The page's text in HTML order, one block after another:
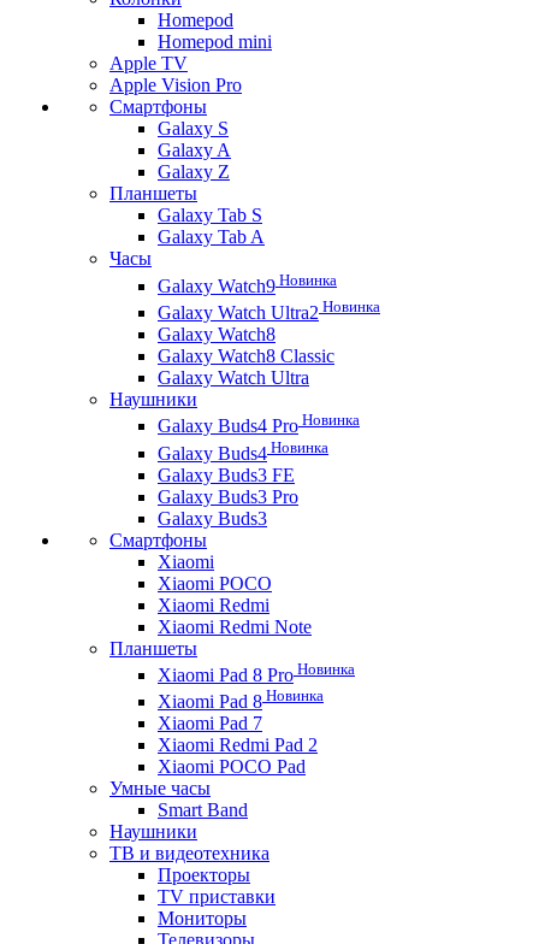
Homepod
Homepod mini
Apple TV
Apple Vision Pro
Смартфоны
Galaxy S
Galaxy A
Galaxy Z
Планшеты
Galaxy Tab S
Galaxy Tab A
Часы
Galaxy Watch9 Новинка
Galaxy Watch Ultra2 Новинка
Galaxy Watch8
Galaxy Watch8 Classic
Galaxy Watch Ultra
Наушники
Galaxy Buds4 Pro Новинка
Galaxy Buds4 Новинка
Galaxy Buds3 FE
Galaxy Buds3 Pro
Galaxy Buds3
Смартфоны
Xiaomi
Xiaomi POCO
Xiaomi Redmi
Xiaomi Redmi Note
Планшеты
Xiaomi Pad 8 Pro Новинка
Xiaomi Pad 8 Новинка
Xiaomi Pad 7
Xiaomi Redmi Pad 2
Xiaomi POCO Pad
Умные часы
Smart Band
Наушники
ТВ и видеотехника
Проекторы
TV приставки
Мониторы